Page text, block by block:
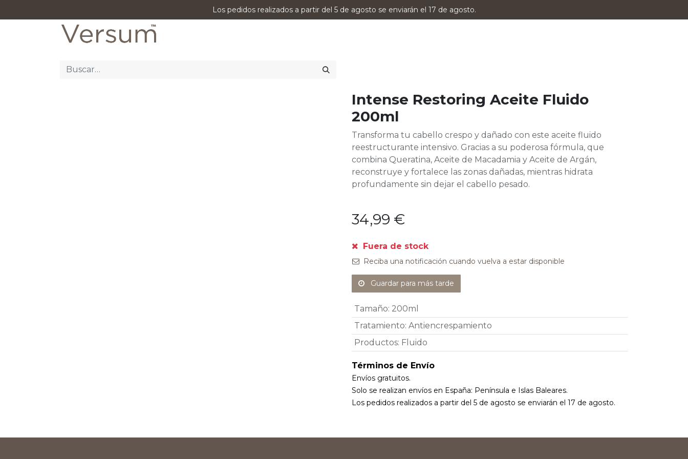
Los pedidos realizados a partir del 5 de agosto se enviarán el 17 de agosto.
Intense Restoring Aceite Fluido
200ml
Transforma tu cabello crespo y dañado con este aceite fluido
reestructurante intensivo. Gracias a su poderosa fórmula, que
combina Queratina, Aceite de Macadamia y Aceite de Argán,
reconstruye y fortalece las zonas dañadas, mientras hidrata
profundamente sin dejar el cabello pesado.
34,99 €
Fuera de stock
Reciba una notificación cuando vuelva a estar disponible
Guardar para más tarde
Tamaño: 200ml
Tratamiento: Antiencrespamiento
Productos: Fluido
Términos de Envío
Envíos gratuitos.
Solo se realizan envíos en España: Península e Islas Baleares.
Los pedidos realizados a partir del 5 de agosto se enviarán el 17 de agosto.